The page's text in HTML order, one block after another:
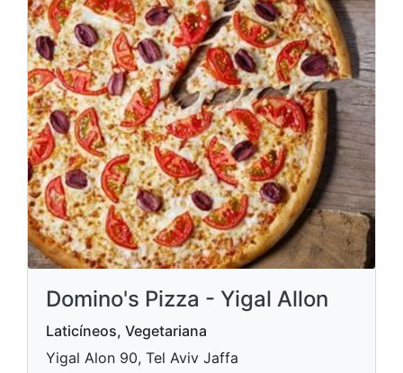
Domino's Pizza - Yigal Allon
Laticíneos, Vegetariana
Yigal Alon 90, Tel Aviv Jaffa